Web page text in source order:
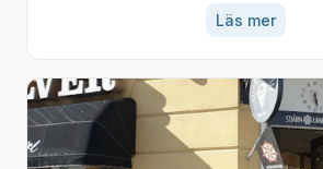
Läs mer